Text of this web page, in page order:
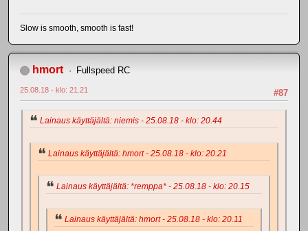
Slow is smooth, smooth is fast!
hmort Fullspeed RC
#87
25.08.18 - klo: 21.21
Lainaus käyttäjältä: niemis - 25.08.18 - klo: 20.44
Lainaus käyttäjältä: hmort - 25.08.18 - klo: 20.21
Lainaus käyttäjältä: *remppa* - 25.08.18 - klo: 20.15
Lainaus käyttäjältä: hmort - 25.08.18 - klo: 20.11